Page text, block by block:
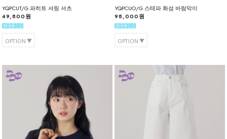
YQPCUT/G.파히트 셔링 셔츠
49,800원
OPTION
YQPCUO/G.스테파 화섬 바람막이
98,000원
OPTION